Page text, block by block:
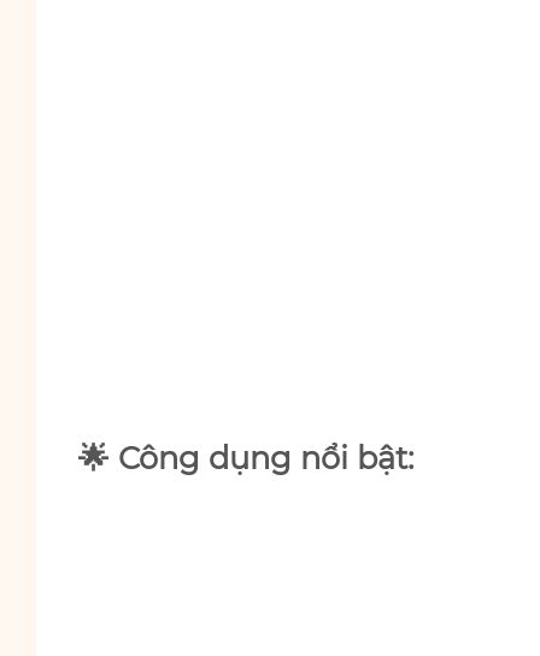
🌟 Công dụng nổi bật: